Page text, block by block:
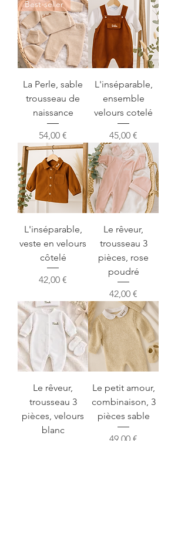
Best-seller
La Perle, sable
trousseau de
naissance
Prix
54,00 €
L'inséparable,
ensemble
velours cotelé
Prix
45,00 €
L'inséparable,
veste en velours
côtelé
Prix
42,00 €
Le rêveur,
trousseau 3
pièces, rose
poudré
Prix
42,00 €
Le rêveur,
trousseau 3
pièces, velours
blanc
Le petit amour,
combinaison, 3
pièces sable
Prix
49,00 €